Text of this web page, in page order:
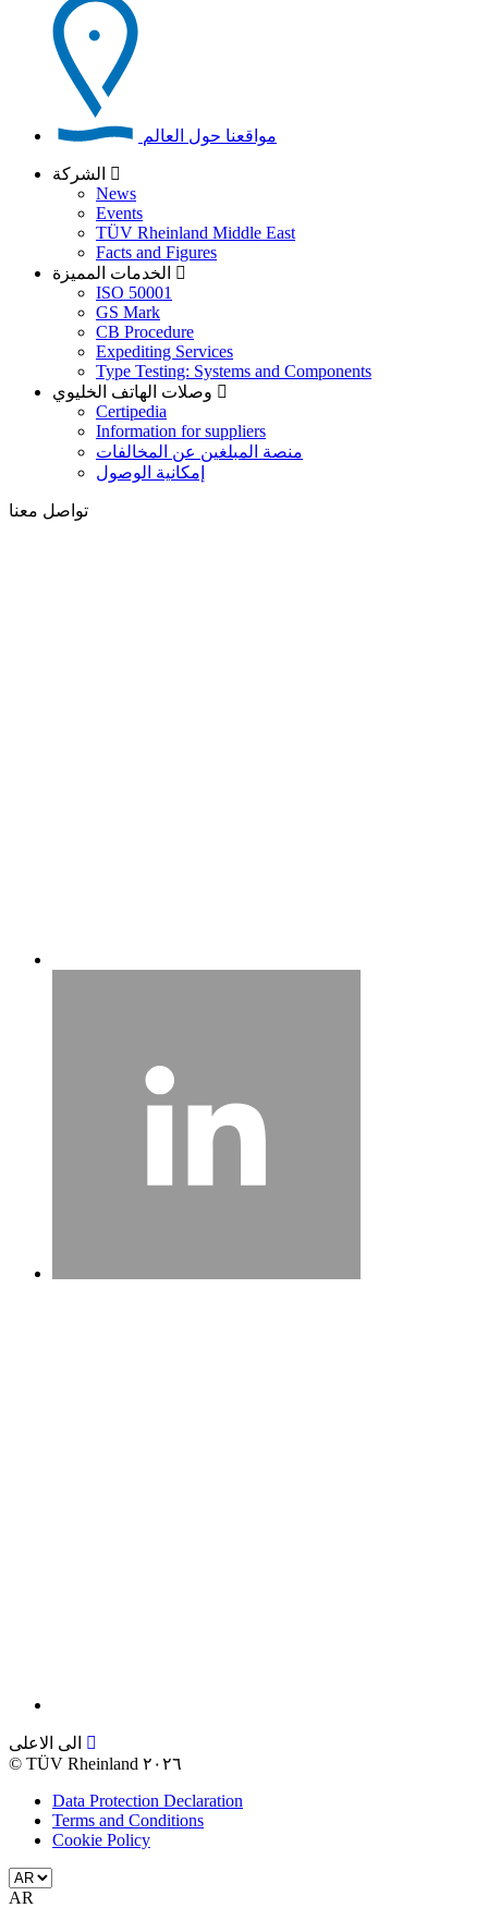
مواقعنا حول العالم
News
Events
TÜV Rheinland Middle East
Facts and Figures
ISO 50001
GS Mark
CB Procedure
Expediting Services
Type Testing: Systems and Components
Certipedia
Information for suppliers
منصة المبلغين عن المخالفات
إمكانية الوصول
تواصل معنا
الى الاعلى
©
TÜV Rheinland ٢٠٢٦
Data Protection Declaration
Terms and Conditions
Cookie Policy
AR